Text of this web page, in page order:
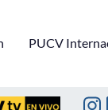
PUCV